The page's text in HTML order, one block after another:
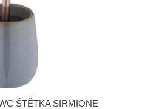
ŠTĚTKA SIRMIONE